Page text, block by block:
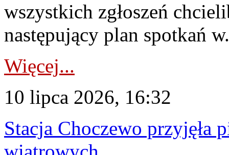
wszystkich zgłoszeń
następujący plan spotkań
Więcej...
10 lipca 2026, 16:32
Stacja Choczewo przyjęła